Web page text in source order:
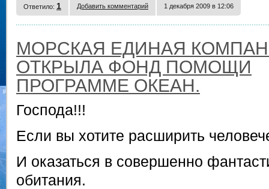
Ответило: 1 Добавить комментарий 1 декабря 2009 в 12:06
МОРСКАЯ ЕДИНАЯ
ОТКРЫЛА ФОНД ПОМОЩИ
ПРОГРАММЕ ОКЕАН.
Господа!!!
Если вы хотите расширить
И оказаться в совершенно
обитания.